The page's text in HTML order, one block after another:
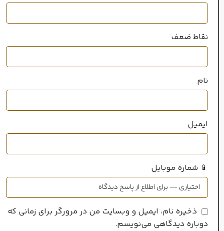
خانواده رایحه
نقاط ضعف
نام
ایمیل
📱 شماره موبایل
ذخیره نام، ایمیل و وبسایت من در مرورگر برای زمانی که
دوباره دیدگاهی می‌نویسم.